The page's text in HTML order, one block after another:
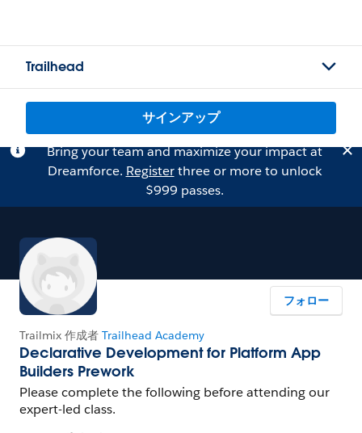
Trailhead
サインアップ
Bring your team and maximize your impact at
Dreamforce. Registerthree or more to unlock
$999 passes.
フォロー